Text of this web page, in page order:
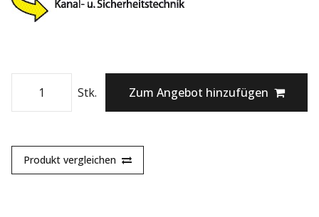
Stk. Zum Angebot hinzufügen
Produkt vergleichen